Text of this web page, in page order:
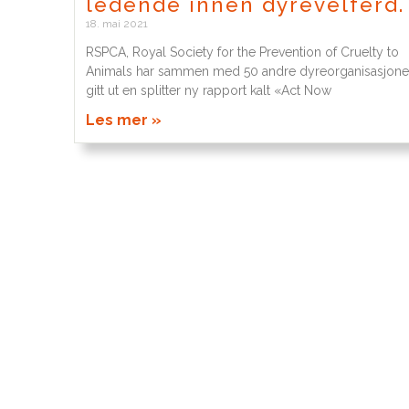
18. mai 2021
RSPCA, Royal Society for the Prevention of Cruelty to
Animals har sammen med 50 andre
gitt ut en splitter ny rapport kalt «Act Now
Les mer »